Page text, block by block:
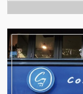
台灣G湯加盟說
彭富貴加盟說明會
NU PASTA義大
潮鍋癮加盟說明會
拉亞漢堡加盟說
杜芳子古味茶鋪
優握握×酸奶大獅
冬城門加盟說明會